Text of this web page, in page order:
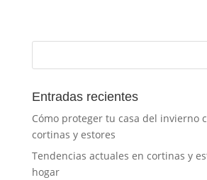
Entradas recientes
Cómo proteger tu casa del invierno
cortinas y estores
Tendencias actuales en cortinas y
hogar